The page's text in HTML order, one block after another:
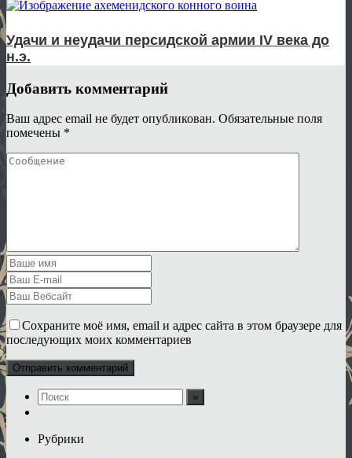
Удачи и неудачи персидской армии IV века до
н.э.
Добавить комментарий
Ваш адрес email не будет опубликован. Обязательные поля
помечены *
Сохраните моё имя, email и адрес сайта в этом браузере для
последующих моих комментариев
Рубрики